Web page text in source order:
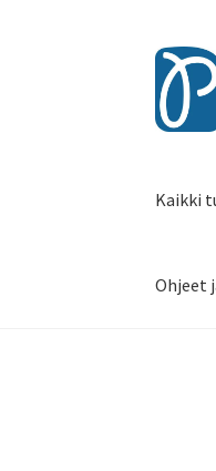
Siirry
Siirry
Kaikki
Ohjeet